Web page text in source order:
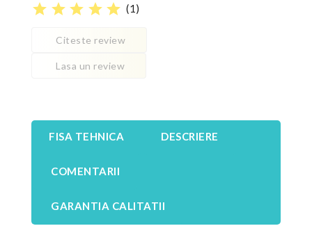
star star star star star (1)
Citeste review
Lasa un review
FISA TEHNICA DESCRIERE
COMENTARII
GARANTIA CALITATII